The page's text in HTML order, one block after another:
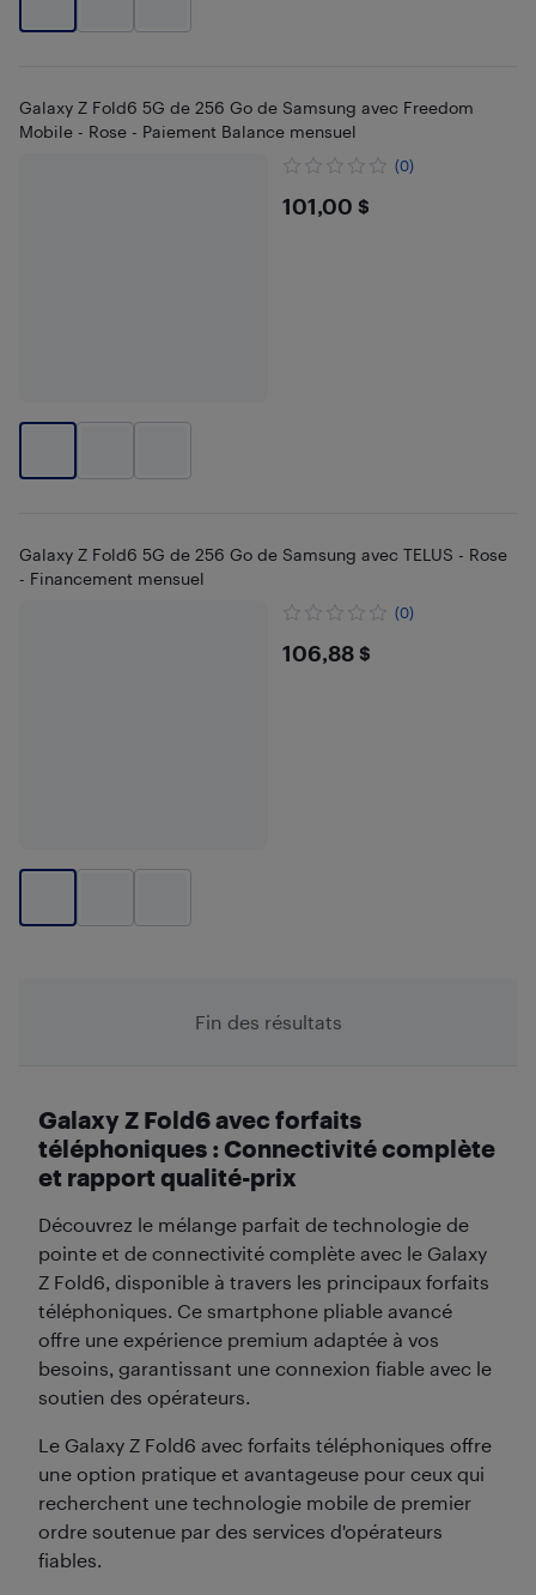
Galaxy Z Fold6 5G de 256 Go de Samsung avec Freedom
Mobile - Rose - Paiement Balance mensuel
(0)
$101
101,00 $
Galaxy Z Fold6 5G de 256 Go de Samsung avec TELUS - Rose
- Financement mensuel
(0)
$106.88
106,88 $
Fin des résultats
Galaxy Z Fold6 avec forfaits
téléphoniques : Connectivité complète
et rapport qualité-prix
Découvrez le mélange parfait de technologie de
pointe et de connectivité complète avec le Galaxy
Z Fold6, disponible à travers les principaux forfaits
téléphoniques. Ce smartphone pliable avancé
offre une expérience premium adaptée à vos
besoins, garantissant une connexion fiable avec le
soutien des opérateurs.
Le Galaxy Z Fold6 avec forfaits téléphoniques offre
une option pratique et avantageuse pour ceux qui
recherchent une technologie mobile de premier
ordre soutenue par des services d'opérateurs
fiables.